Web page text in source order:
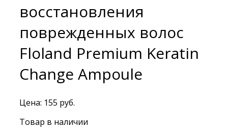
восстановления
поврежденных волос
Floland Premium Keratin
Change Ampoule
Цена: 155 руб.
Товар в наличии